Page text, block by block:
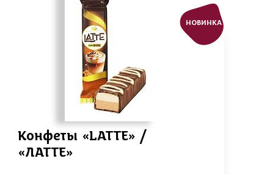
НОВИНКА
Конфеты «LАТТЕ» /
«ЛАТТЕ»